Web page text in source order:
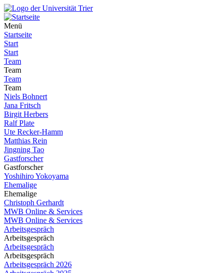
Menü
Startseite
Start
Start
Team
Team
Team
Team
Niels Bohnert
Jana Fritsch
Birgit Herbers
Ralf Plate
Ute Recker-Hamm
Matthias Rein
Jingning Tao
Gastforscher
Gastforscher
Yoshihiro Yokoyama
Ehemalige
Ehemalige
Christoph Gerhardt
MWB Online & Services
MWB Online & Services
Arbeitsgespräch
Arbeitsgespräch
Arbeitsgespräch
Arbeitsgespräch
Arbeitsgespräch 2026